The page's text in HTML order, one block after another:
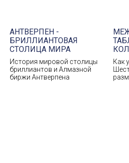
АНТВЕРПЕН -
БРИЛЛИАНТОВАЯ
СТОЛИЦА МИРА
История мировой столицы
бриллиантов и Алмазной
биржи Антверпена
Как